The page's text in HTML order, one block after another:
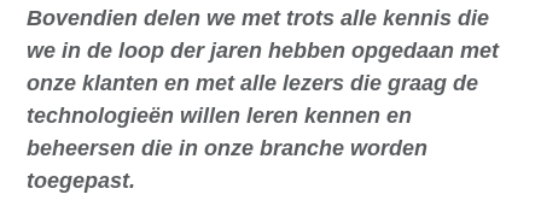
Bovendien delen we met trots alle kennis die
we in de loop der jaren hebben opgedaan met
onze klanten en met alle lezers die graag de
technologieën willen leren kennen en
beheersen die in onze branche worden
toegepast.